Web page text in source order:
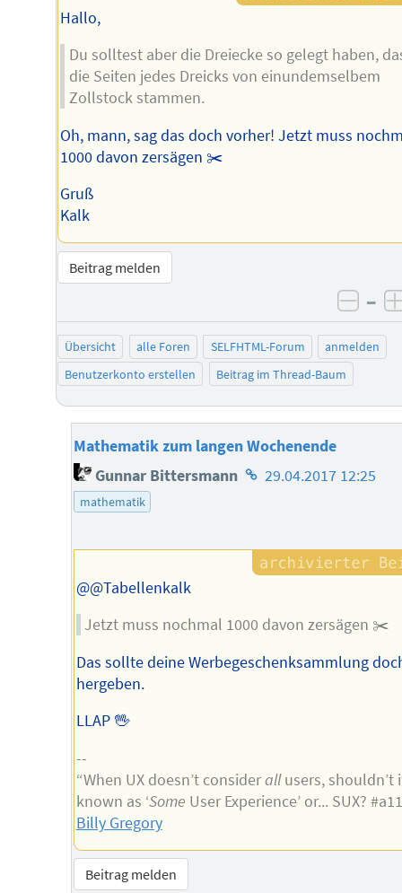
Hallo,
Du solltest aber die Dreiecke so gelegt haben,
die Seiten jedes Dreicks von einundemselbem
Zollstock stammen.
Oh, mann, sag das doch vorher! Jetzt muss
1000 davon zersägen ✂️
Gruß
Kalk
Beitrag melden
–
Übersicht alle Foren SELFHTML-Forum
anmelden
Benutzerkonto erstellen
Beitrag im Thread-Baum
Mathematik zum langen Wochenende
Gunnar Bittersmann Homepage
29.04.2017 12:25
mathematik
@@Tabellenkalk
Jetzt muss nochmal 1000 davon zersägen ✂️
Das sollte deine Werbegeschenksammlung
hergeben.
LLAP 🖖
--
“When UX doesn’t considerallusers, shouldn’t
known as ‘Some User Experience’ or... SUX?
Billy Gregory
Beitrag melden